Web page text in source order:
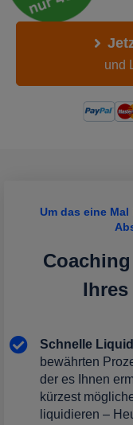
und
Um das eine
Schnelle
bewährten
der es Ihnen
kürzest
liquidieren –